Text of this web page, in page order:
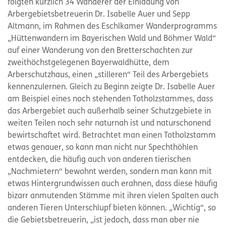
folgten kürzlich 34 Wanderer der Einladung von
Arbergebietsbetreuerin Dr. Isabelle Auer und Sepp
Altmann, im Rahmen des Eschlkamer Wanderprogramms
„Hüttenwandern im Bayerischen Wald und Böhmer Wald“
auf einer Wanderung von den Bretterschachten zur
zweithöchstgelegenen Bayerwaldhütte, dem
Arberschutzhaus, einen „stilleren“ Teil des Arbergebiets
kennenzulernen. Gleich zu Beginn zeigte Dr. Isabelle Auer
am Beispiel eines noch stehenden Totholzstammes, dass
das Arbergebiet auch außerhalb seiner Schutzgebiete in
weiten Teilen noch sehr naturnah ist und naturschonend
bewirtschaftet wird. Betrachtet man einen Totholzstamm
etwas genauer, so kann man nicht nur Spechthöhlen
entdecken, die häufig auch von anderen tierischen
„Nachmietern“ bewohnt werden, sondern man kann mit
etwas Hintergrundwissen auch erahnen, dass diese häufig
bizarr anmutenden Stämme mit ihren vielen Spalten auch
anderen Tieren Unterschlupf bieten können. „Wichtig“, so
die Gebietsbetreuerin, „ist jedoch, dass man aber nie